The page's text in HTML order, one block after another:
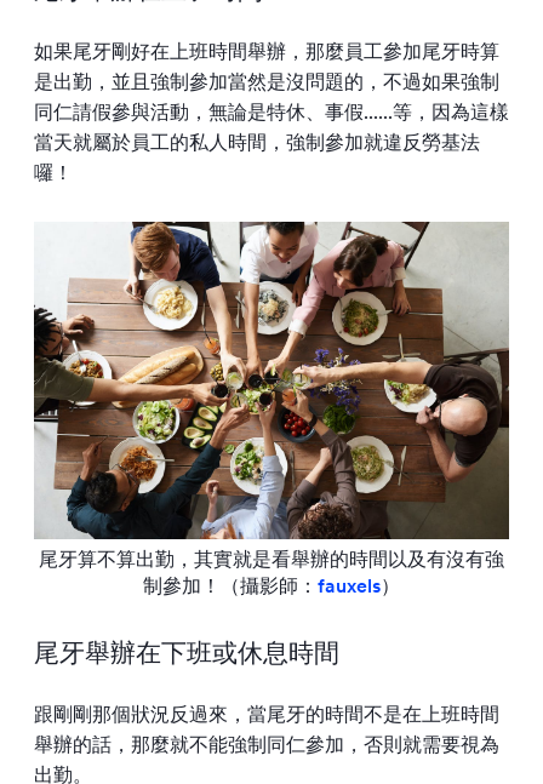
如果尾牙剛好在上班時間舉辦，那麼員工參加尾牙時算
是出勤，並且強制參加當然是沒問題的，不過如果強制
同仁請假參與活動，無論是特休、事假......等，因為這樣
當天就屬於員工的私人時間，強制參加就違反勞基法
囉！
尾牙算不算出勤，其實就是看舉辦的時間以及有沒有強
制參加！（攝影師： fauxels）
尾牙舉辦在下班或休息時間
跟剛剛那個狀況反過來，當尾牙的時間不是在上班時間
舉辦的話，那麼就不能強制同仁參加，否則就需要視為
出勤。